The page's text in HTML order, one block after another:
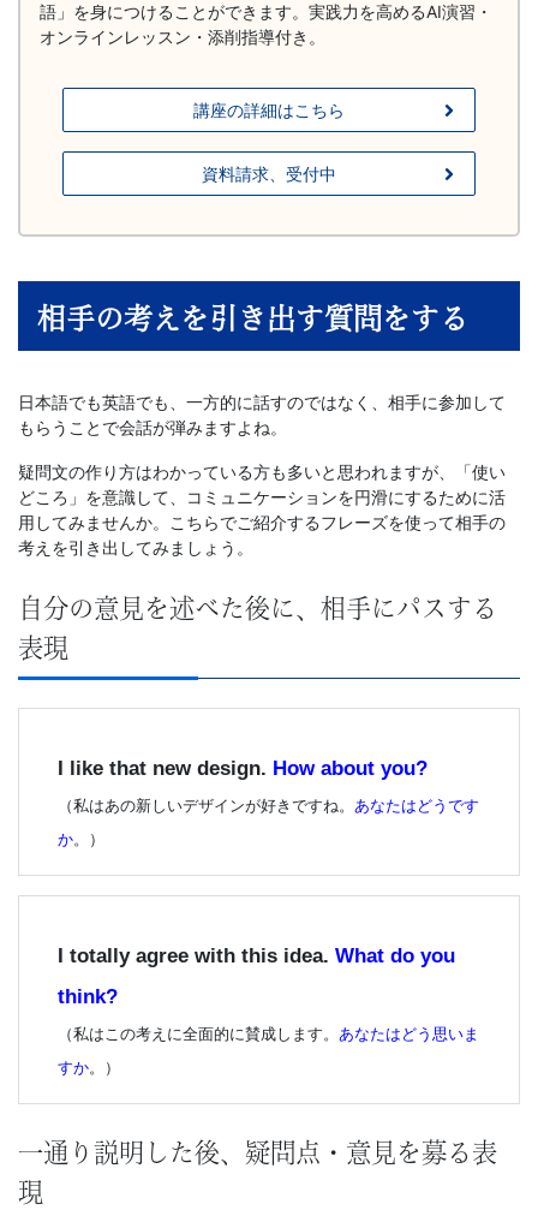
座、
け
英
語
研
修
を
ア
語」を身につけることができます。実践力を高めるAI演習・
オンラインレッスン・添削指導付き。
講座の詳細はこちら
資料請求、受付中
相手の考えを引き出す質問をする
日本語でも英語でも、一方的に話すのではなく、相手に参加して
もらうことで会話が弾みますよね。
疑問文の作り方はわかっている方も多いと思われますが、「使い
どころ」を意識して、コミュニケーションを円滑にするために活
用してみませんか。こちらでご紹介するフレーズを使って相手の
考えを引き出してみましょう。
自分の意見を述べた後に、相手にパスする
表現
I like that new design. How about you?
（私はあの新しいデザインが好きですね。 あなたはどうです
か。）
I totally agree with this idea. What do you
think?
（私はこの考えに全面的に賛成します。 あなたはどう思いま
すか。）
一通り説明した後、疑問点・意見を募る表
現